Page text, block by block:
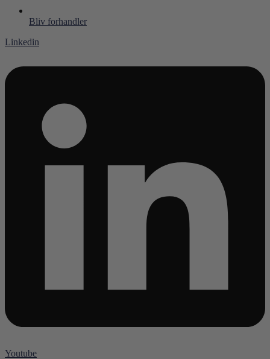
Bliv forhandler
Linkedin
Youtube